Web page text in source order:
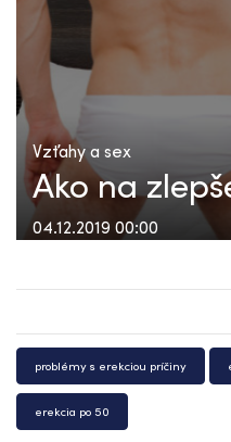
Vzťahy a sex
Ako na
04.12.2019 00:00
problémy s erekciou príčiny
erekcia po 50